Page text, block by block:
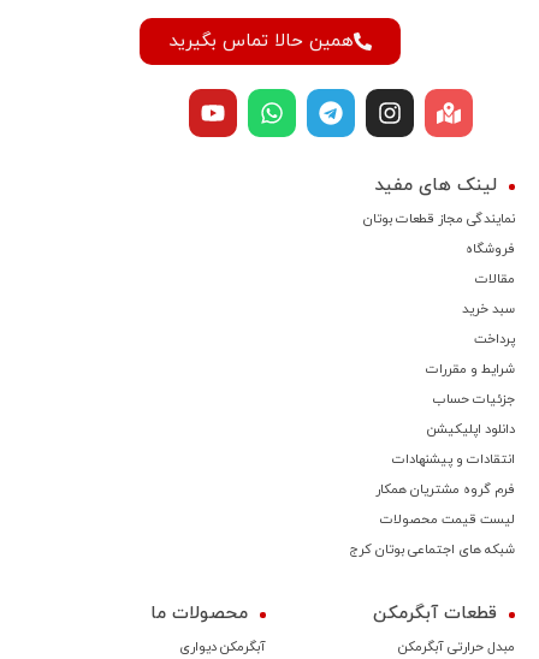
همین حالا تماس بگیرید
لینک های مفید
نمایندگی مجاز قطعات بوتان
فروشگاه
مقالات
سبد خرید
پرداخت
شرایط و مقررات
جزئیات حساب
دانلود اپلیکیشن
انتقادات و پیشنهادات
فرم گروه مشتریان همکار
لیست قیمت محصولات
شبکه های اجتماعی بوتان کرج
قطعات آبگرمکن
مبدل حرارتی آبگرمکن
محصولات ما
آبگرمکن دیواری